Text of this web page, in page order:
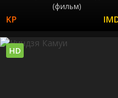
(фильм)
HD